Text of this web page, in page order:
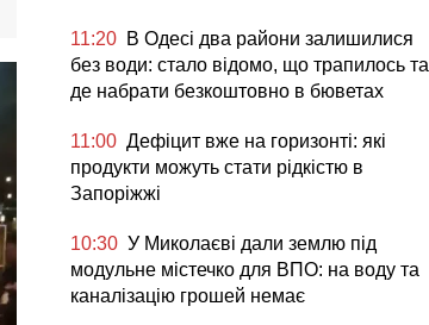
11:20 В Одесі два райони залишилися
без води: стало відомо, що трапилось та
де набрати безкоштовно в бюветах
11:00 Дефіцит вже на горизонті: які
продукти можуть стати рідкістю в
Запоріжжі
10:30 У Миколаєві дали землю під
модульне містечко для ВПО: на воду та
каналізацію грошей немає